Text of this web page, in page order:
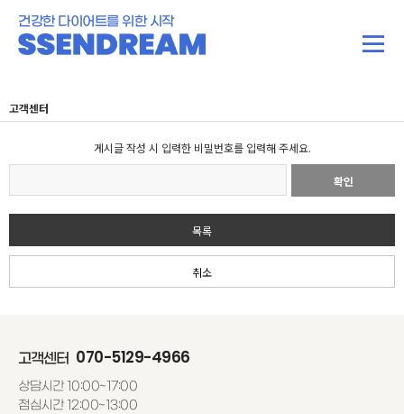
건강한 다이어트를 위한 시작
고객센터
게시글 작성 시 입력한 비밀번호를 입력해 주세요.
확인
목록
취소
고객센터 070-5129-4966
상담시간 10:00~17:00
점심시간 12:00~13:00